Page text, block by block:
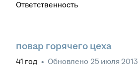
Ответственность
повар горячего цеха
41 год • Обновлено 25 июля 2013